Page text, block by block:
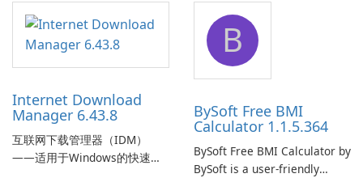
application designed to
monitor your internet
connection and provide real-
time insights into its
designed to help businesses
effectively manage their
network infrastructure.
Internet Download
Manager 6.43.8
互联网下载管理器（IDM）
——适用于Windows的快速可
B
BySoft Free BMI
Calculator 1.1.5.364
BySoft Free BMI Calculator by
BySoft is a user-friendly